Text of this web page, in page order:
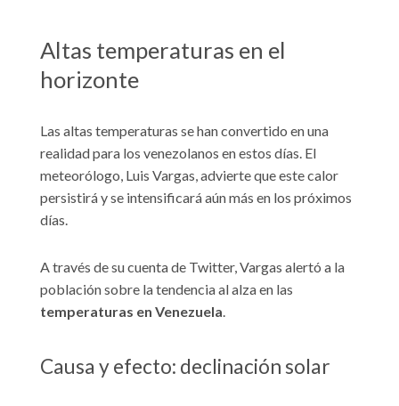
Altas temperaturas en el
horizonte
Las altas temperaturas se han convertido en una
realidad para los venezolanos en estos días. El
meteorólogo, Luis Vargas, advierte que este calor
persistirá y se intensificará aún más en los próximos
días.
A través de su cuenta de Twitter, Vargas alertó a la
población sobre la tendencia al alza en las
temperaturas en Venezuela
Causa y efecto: declinación solar